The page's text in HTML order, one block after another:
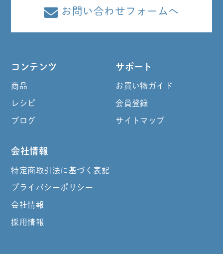
お問い合わせフォームへ
コンテンツ
商品
レシピ
ブログ
サポート
お買い物ガイド
会員登録
サイトマップ
会社情報
特定商取引法に基づく表記
プライバシーポリシー
会社情報
採用情報